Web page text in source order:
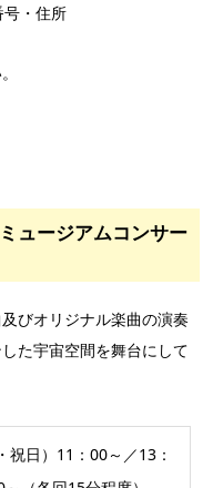
・住所
ュージアムコンサー
びオリジナル楽曲の演奏
た宇宙空間を舞台にして
日）11：00～／13：